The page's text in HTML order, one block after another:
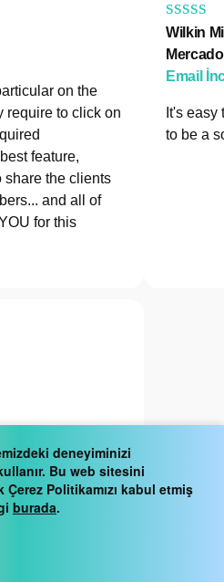
deneyiminizi
Bu web sitesini
Politikamızı kabul etmiş
burada.
on the
require to click on
feature,
share the clients
and all of
for this
Wilkin
Mercado
Email
It's
to be a
for
And you do
There are so
you
and don't